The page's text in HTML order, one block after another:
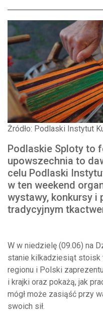
Żródło: Podlaski Instytut
Podlaskie Sploty to
upowszechnia to
celu Podlaski
w ten weekend
wystawy, konkursy i
tradycyjnym
W w niedzielę (09.06) na
stanie kilkadziesiąt stoisk
regionu i Polski
i krajki oraz pokażą, jak
mógł może zasiąść przy
swoich sił.